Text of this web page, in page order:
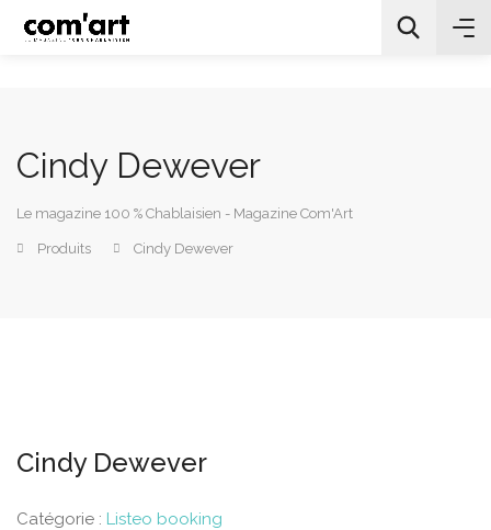
All Categories
Cindy Dewever
Le magazine 100 % Chablaisien - Magazine Com'Art
Produits Cindy Dewever
Cindy Dewever
Catégorie : Listeo booking